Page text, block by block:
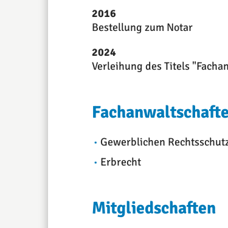
2016
Bestellung zum Notar
2024
Verleihung des Titels
Gewerblichen
Erbrecht
Mitgliedschaften